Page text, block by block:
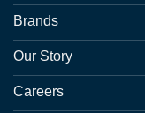
Brands
Our Story
Careers